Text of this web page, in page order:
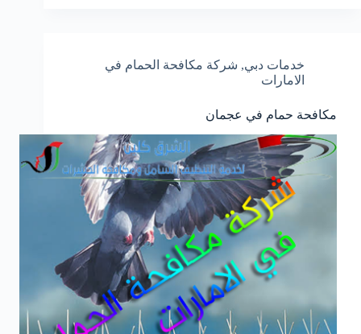
خدمات دبي, شركة مكافحة الحمام في
الامارات
مكافحة حمام في عجمان